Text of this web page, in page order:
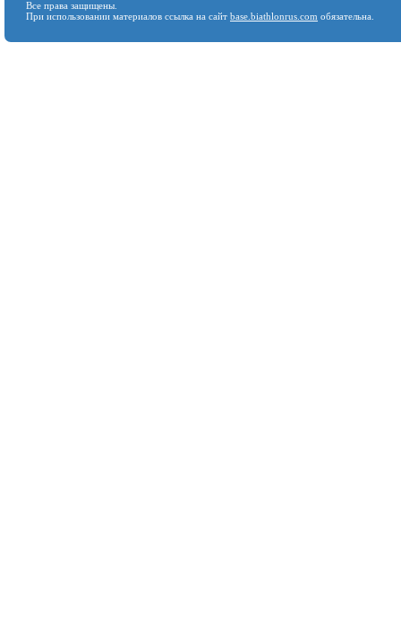
Все права защищены.
При использовании материалов ссылка на сайт base.biathlonrus.com обязательна.